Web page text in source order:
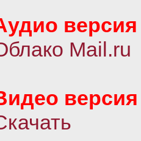
версия
Mail.ru
версия